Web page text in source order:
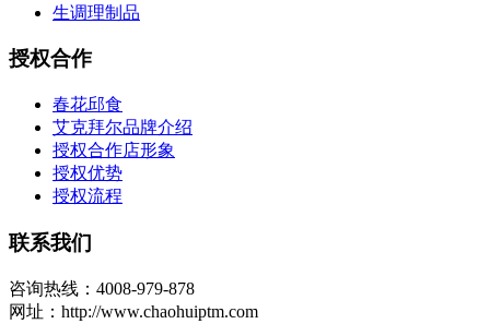
生调理制品
授权合作
春花邱食
艾克拜尔品牌介绍
授权合作店形象
授权优势
授权流程
联系我们
咨询热线：4008-979-878
网址：http://www.chaohuiptm.com